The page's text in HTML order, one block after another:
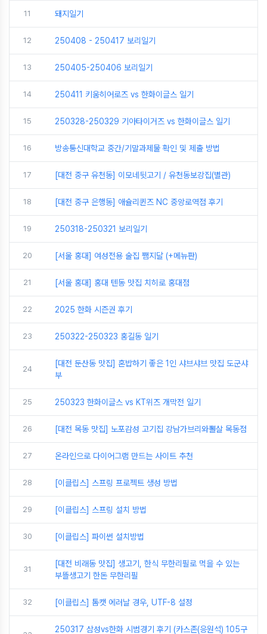
11 돼지일기
12 250408 - 250417 보리일기
13 250405-250406 보리일기
14 250411 키움히어로즈 vs 한화이글스 일기
15 250328-250329 기아타이거즈 vs 한화이글스 일기
16 방송통신대학교 중간/기말과제물 확인 및 제출 방법
17 [대전 중구 유천동] 이모네뒷고기 / 유천동보강집(별관)
18 [대전 중구 은행동] 애슐리퀸즈 NC 중앙로역점 후기
19 250318-250321 보리일기
20 [서울 홍대] 여성전용 술집 쨈지달 (+메뉴판)
21 [서울 홍대] 홍대 텐동 맛집 치히로 홍대점
22 2025 한화 시즌권 후기
23 250322-250323 홍길동 일기
24
[대전 둔산동 맛집] 혼밥하기 좋은 1인 샤브샤브 맛집 도군샤
부
25 250323 한화이글스 vs KT위즈 개막전 일기
26 [대전 목동 맛집] 노포감성 고기집 강남가브리와뽈살 목동점
27 온라인으로 다이어그램 만드는 사이트 추천
28 [이클립스] 스프링 프로젝트 생성 방법
29 [이클립스] 스프링 설치 방법
30 [이클립스] 파이썬 설치방법
31
[대전 비래동 맛집] 생고기, 한식 무한리필로 먹을 수 있는
부뜰생고기 한돈 무한리필
32 [이클립스] 톰캣 에러날 경우, UTF-8 설정
250317 삼성vs한화 시범경기 후기 (카스존(응원석) 105구